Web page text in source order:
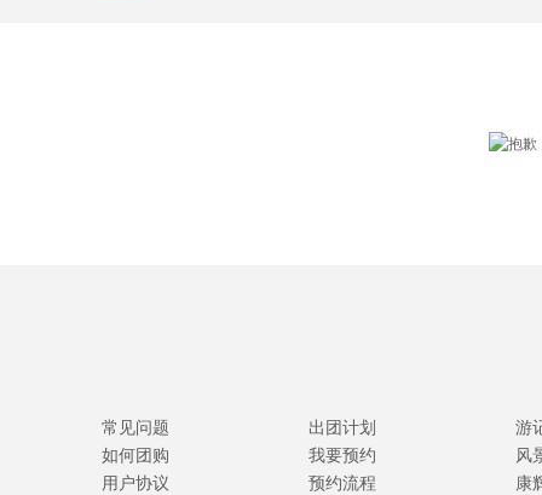
常见问题
如何团购
用户协议
出团计划
我要预约
预约流程
游
风
康